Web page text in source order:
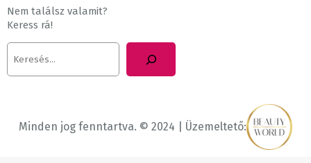
Nem találsz valamit?
Keress rá!
e
r
é
Minden jog fenntartva. © 2024 | Üzemeltető: